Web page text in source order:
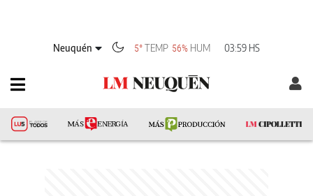
Neuquén 5° TEMP 56% HUM 03:59 HS